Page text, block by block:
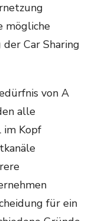
mögliche
Car Sharing
von A
alle
Kopf
für ein